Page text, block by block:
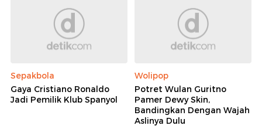
Sepakbola
Gaya Cristiano Ronaldo
Jadi Pemilik Klub Spanyol
Wolipop
Potret Wulan Guritno
Pamer Dewy Skin,
Bandingkan Dengan Wajah
Aslinya Dulu